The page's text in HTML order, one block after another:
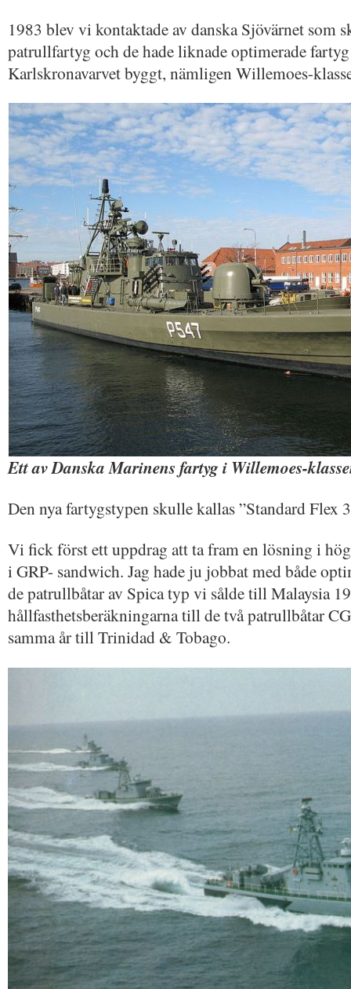
1983 blev vi kontaktade av danska Sjövärnet som
patrullfartyg och de hade liknade optimerade
Karlskronavarvet byggt, nämligen Willemoes-
Ett av Danska Marinens fartyg i Willemoes-
Den nya fartygstypen skulle kallas ”Standard Flex
Vi fick först ett uppdrag att ta fram en lösning i
i GRP- sandwich. Jag hade ju jobbat med både
de patrullbåtar av Spica typ vi sålde till Malaysia
hållfasthetsberäkningarna till de två patrullbåtar
samma år till Trinidad & Tobago.